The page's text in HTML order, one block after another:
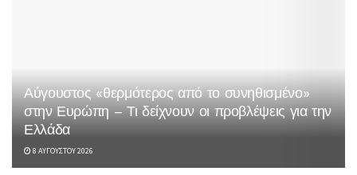
Αύγουστος «θερμότερος από το συνηθισμένο»
στην Ευρώπη – Τι δείχνουν οι προβλέψεις για την
Ελλάδα
8 ΑΥΓΟΎΣΤΟΥ 2026